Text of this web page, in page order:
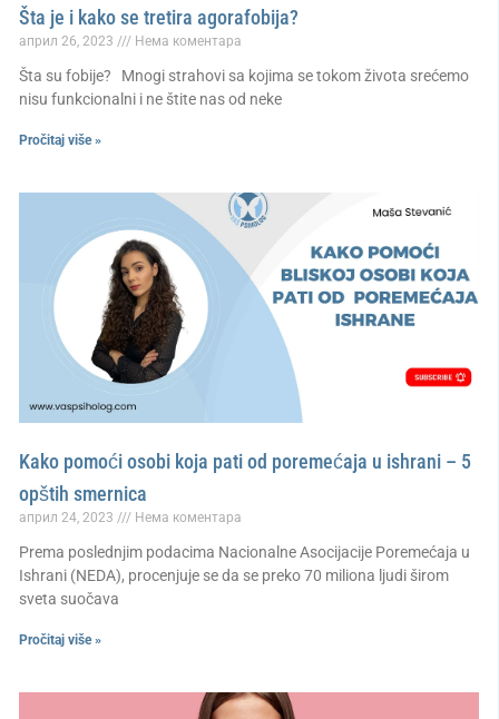
Šta je i kako se tretira agorafobija?
април 26, 2023 Нема коментара
Šta su fobije? Mnogi strahovi sa kojima se tokom života srećemo
nisu funkcionalni i ne štite nas od neke
Pročitaj više »
Kako pomoći osobi koja pati od poremećaja u ishrani – 5
opštih smernica
април 24, 2023 Нема коментара
Prema poslednjim podacima Nacionalne Asocijacije Poremećaja u
Ishrani (NEDA), procenjuje se da se preko 70 miliona ljudi širom
sveta suočava
Pročitaj više »